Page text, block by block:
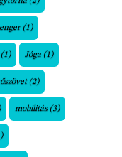
(1)
Jóga(1)
(2)
mobilitás(3)